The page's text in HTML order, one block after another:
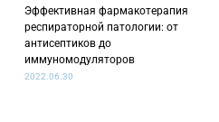
Эффективная фармакотерапия
респираторной патологии: от
антисептиков до
иммуномодуляторов
2022.06.30